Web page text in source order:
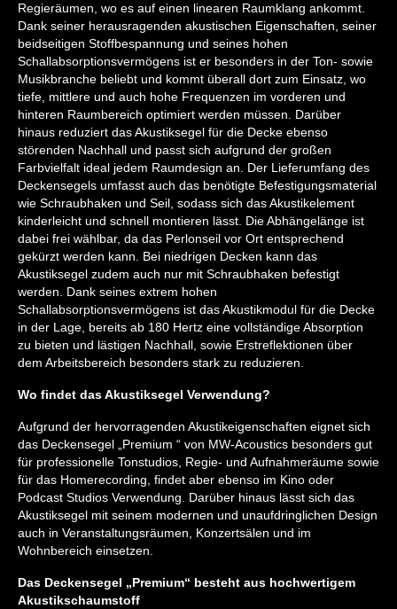
Regieräumen, wo es auf einen linearen Raumklang ankommt.
Dank seiner herausragenden akustischen Eigenschaften, seiner
beidseitigen Stoffbespannung und seines hohen
Schallabsorptionsvermögens ist er besonders in der Ton- sowie
Musikbranche beliebt und kommt überall dort zum Einsatz, wo
tiefe, mittlere und auch hohe Frequenzen im vorderen und
hinteren Raumbereich optimiert werden müssen. Darüber
hinaus reduziert das Akustiksegel für die Decke ebenso
störenden Nachhall und passt sich aufgrund der großen
Farbvielfalt ideal jedem Raumdesign an. Der Lieferumfang des
Deckensegels umfasst auch das benötigte Befestigungsmaterial
wie Schraubhaken und Seil, sodass sich das Akustikelement
kinderleicht und schnell montieren lässt. Die Abhängelänge ist
dabei frei wählbar, da das Perlonseil vor Ort entsprechend
gekürzt werden kann. Bei niedrigen Decken kann das
Akustiksegel zudem auch nur mit Schraubhaken befestigt
werden. Dank seines extrem hohen
Schallabsorptionsvermögens ist das Akustikmodul für die Decke
in der Lage, bereits ab 180 Hertz eine vollständige Absorption
zu bieten und lästigen Nachhall, sowie Erstreflektionen über
dem Arbeitsbereich besonders stark zu reduzieren.
Wo findet das Akustiksegel Verwendung?
Aufgrund der hervorragenden Akustikeigenschaften eignet sich
das Deckensegel „Premium “ von MW-Acoustics besonders gut
für professionelle Tonstudios, Regie- und Aufnahmeräume sowie
für das Homerecording, findet aber ebenso im Kino oder
Podcast Studios Verwendung. Darüber hinaus lässt sich das
Akustiksegel mit seinem modernen und unaufdringlichen Design
auch in Veranstaltungsräumen, Konzertsälen und im
Wohnbereich einsetzen.
Das Deckensegel „Premium“ besteht aus hochwertigem
Akustikschaumstoff